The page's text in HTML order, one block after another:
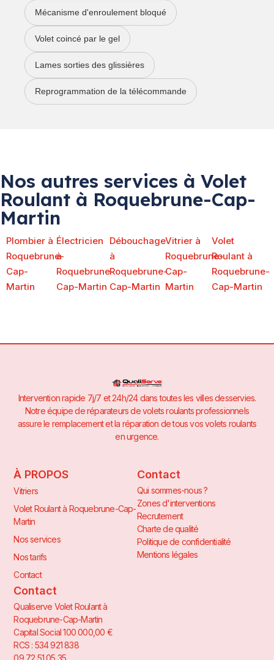
Mécanisme d'enroulement bloqué
Volet coincé par le gel
Lames sorties des glissières
Reprogrammation de la télécommande
Nos autres services à Volet
Roulant à Roquebrune-Cap-
Martin
Plombier à
Roquebrune-
Cap-
Martin
Électricien
à
Roquebrune-
Cap-Martin
Débouchage
à
Roquebrune-
Cap-Martin
Vitrier à
Roquebrune-
Cap-
Martin
Volet
Roulant à
Roquebrune-
Cap-Martin
Intervention rapide 7j/7 et 24h/24 dans toutes les villes desservies.
Notre équipe de réparateurs de volets roulants professionnels
assure le remplacement et la réparation de tous vos volets roulants
en urgence.
À PROPOS
Vitriers
Volet Roulant à Roquebrune-Cap-
Martin
Nos services
Nos tarifs
Contact
Contact
Qui sommes-nous ?
Zones d'interventions
Recrutement
Charte de qualité
Politique de confidentialité
Mentions légales
Contact
Qualiserve Volet Roulant à
Roquebrune-Cap-Martin
Capital Social 100 000,00 €
RCS : 534 921 838
09 72 51 05 35